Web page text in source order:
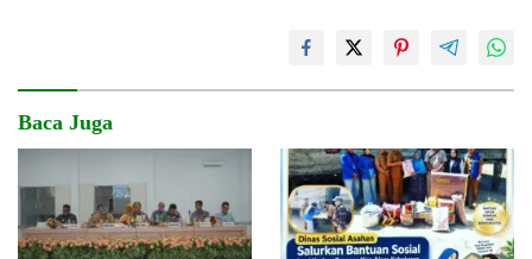
Baca Juga